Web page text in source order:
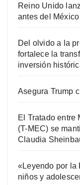
Reino Unido
antes del
Del olvido a la
fortalece la
inversión
Asegura Trump
El Tratado entre
(T-MEC) se
Claudia
«Leyendo por la
niños y